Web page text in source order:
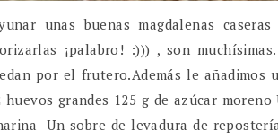
unas buenas magdalenas
¡palabro! :))) , son
por el frutero.Además le añadimos
grandes 125 g de azúcar
Un sobre de levadura de